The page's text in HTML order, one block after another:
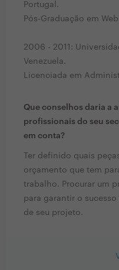
Portugal.
Pós-Graduação em
2006 - 2011:
Venezuela.
Licenciada em
Que conselhos daria a
profissionais do seu
em conta?
Ter definido quais
orçamento que tem
trabalho. Procurar um
para garantir o
de seu projeto.